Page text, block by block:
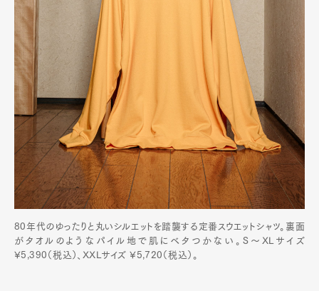
80年代のゆったりと丸いシルエットを踏襲する定番スウエットシャツ。裏面
がタオルのようなパイル地で肌にベタつかない。S〜XLサイズ
¥5,390（税込）、XXLサイズ ¥5,720（税込）。